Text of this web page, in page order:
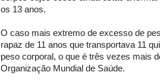
os 13 anos.
O caso mais extremo de excesso de
rapaz de 11 anos que transportava 11
peso corporal, o que é três vezes mais
Organização Mundial de Saúde.